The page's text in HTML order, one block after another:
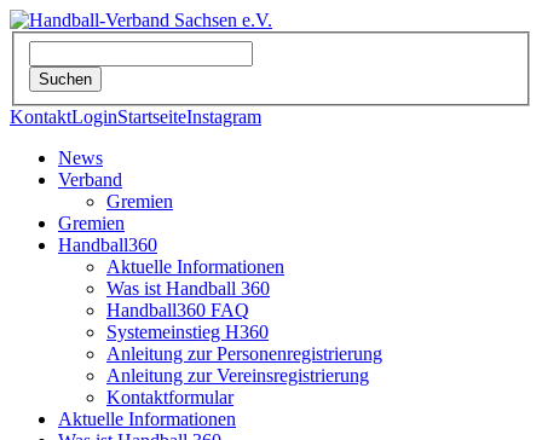
KontaktLoginStartseiteInstagram
News
Verband
Gremien
Gremien
Handball360
Aktuelle Informationen
Was ist Handball 360
Handball360 FAQ
Systemeinstieg H360
Anleitung zur Personenregistrierung
Anleitung zur Vereinsregistrierung
Kontaktformular
Aktuelle Informationen